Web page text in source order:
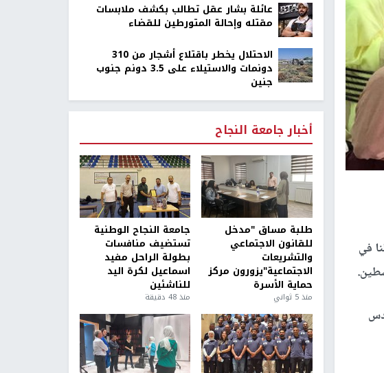
في
عائلة بشار عقل تطالب بكشف ملابسات
مقتله وإحالة المتورطين للقضاء
الاحتلال يخطر باقتلاع أشجار من 310
دونمات والاستيلاء على 3.5 دونم جنوب
جنين
أخبار جامعة النجاح
طلبة مساق "مدخل
للقانون الاجتماعي
والتشريعات
الاجتماعية"يزورون مركز
حماية الأسرة
منذ 5 ثواني
جامعة النجاح الوطنية
تستضيف منافسات
بطولة الراحل مفيد
اسماعيل لكرة اليد
للناشئين
منذ 48 دقيقة